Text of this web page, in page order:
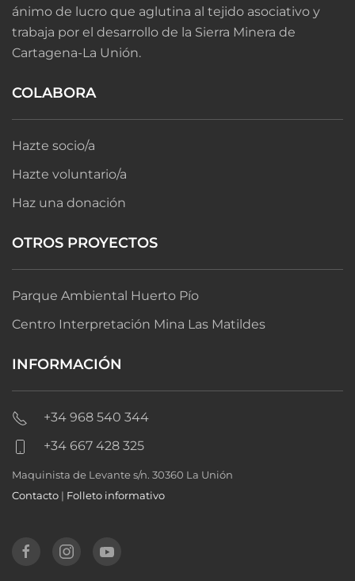
ánimo de lucro que aglutina al tejido asociativo y
trabaja por el desarrollo de la Sierra Minera de
Cartagena-La Unión.
COLABORA
Hazte socio/a
Hazte voluntario/a
Haz una donación
OTROS PROYECTOS
Parque Ambiental Huerto Pío
Centro Interpretación Mina Las Matildes
INFORMACIÓN
+34 968 540 344
+34 667 428 325
Maquinista de Levante s/n. 30360 La Unión
Contacto | Folleto informativo